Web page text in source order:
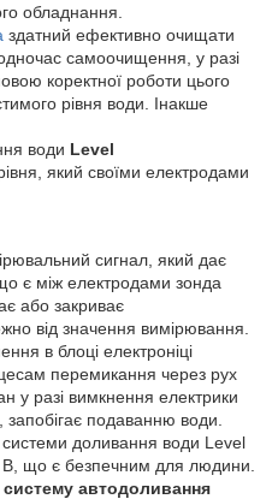
обладнання.
здатний ефективно очищати
самоочищення, у разі
коректної роботи цього
рівня води. Інакше
води Level
який своїми електродами
сигнал, який дає
є між електродами зонда
або закриває
від значення вимірювання.
в блоці електроніці
перемикання через рух
у разі вимкнення електрики
подаванню води.
доливання води Level
що є безпечним для людини.
систему автодоливання